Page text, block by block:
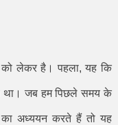
को लेकर है। पहला,यह कि
था। जब हम पिछले समय के
का अध्ययन करते हैं तो यह